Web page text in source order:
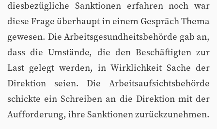
diesbezügliche Sanktionen erfahren noch war
diese Frage überhaupt in einem Gespräch Thema
gewesen. Die Arbeitsgesundheitsbehörde gab an,
dass die Umstände, die den Beschäftigten zur
Last gelegt werden, in Wirklichkeit Sache der
Direktion seien. Die Arbeitsaufsichtsbehörde
schickte ein Schreiben an die Direktion mit der
Aufforderung, ihre Sanktionen zurückzunehmen.